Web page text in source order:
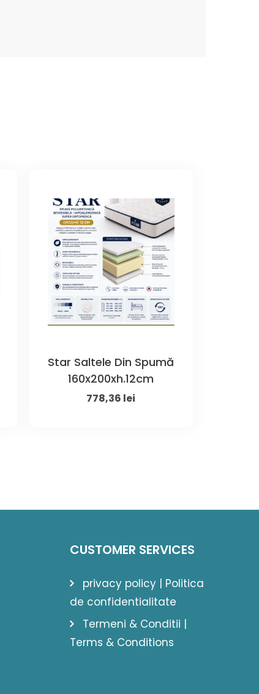
Star Saltele Din Spumă
160x200xh.12cm
Original
778,36 lei
CUSTOMER SERVICES
privacy policy | Politica
de confidentialitate
Termeni & Conditii |
Terms & Conditions